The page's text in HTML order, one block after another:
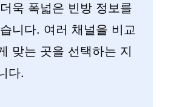
욱 폭넓은 빈방 정보를
니다. 여러 채널을 비교
맞는 곳을 선택하는 지
다.